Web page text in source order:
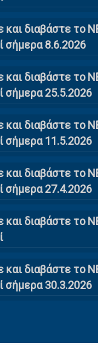
και διαβάστε το
σήμερα 8.6.2026
και διαβάστε το
σήμερα 25.5.2026
και διαβάστε το
σήμερα 11.5.2026
και διαβάστε το
σήμερα 27.4.2026
και διαβάστε το
και διαβάστε το
σήμερα 30.3.2026